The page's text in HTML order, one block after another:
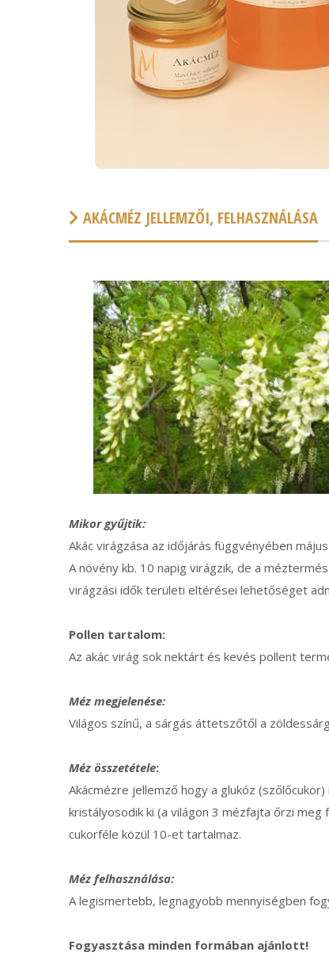
AKÁCMÉZ JELLEMZŐI, FELHASZNÁLÁSA
Mikor gyűjtik:
Akác virágzása az időjárás függvényében
A növény kb. 10 napig virágzik, de a
virágzási idők területi eltérései lehetőséget
Pollen tartalom:
Az akác virág sok nektárt és kevés pollent
Méz megjelenése:
Világos színű, a sárgás áttetszőtől a
Méz összetétele:
Akácmézre jellemző hogy a glukóz
kristályosodik ki (a világon 3 mézfajta őrzi
cukorféle közül 10-et tartalmaz.
Méz felhasználása:
A legismertebb, legnagyobb mennyiségben
Fogyasztása minden formában ajánlott!